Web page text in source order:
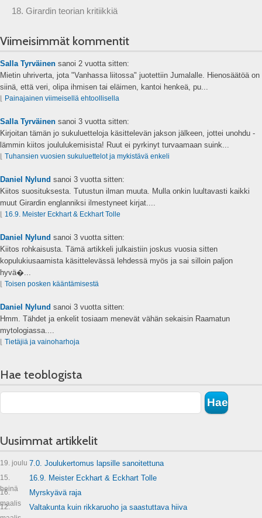
18. Girardin teorian kritiikkiä
Viimeisimmät kommentit
Salla Tyrväinen sanoi 2 vuotta sitten:
Mietin uhriverta, jota "Vanhassa liitossa" juotettiin Jumalalle. Hienosäätöä on
siinä, että veri, olipa ihmisen tai eläimen, kantoi henkeä, pu...
⌊ Painajainen viimeisellä ehtoollisella
Salla Tyrväinen sanoi 3 vuotta sitten:
Kirjoitan tämän jo sukuluetteloja käsittelevän jakson jälkeen, jottei unohdu -
lämmin kiitos joululukemisista! Ruut ei pyrkinyt turvaamaan suink...
⌊ Tuhansien vuosien sukuluettelot ja mykistävä enkeli
Daniel Nylund sanoi 3 vuotta sitten:
Kiitos suosituksesta. Tutustun ilman muuta. Mulla onkin luultavasti kaikki
muut Girardin englanniksi ilmestyneet kirjat....
⌊ 16.9. Meister Eckhart & Eckhart Tolle
Daniel Nylund sanoi 3 vuotta sitten:
Kiitos rohkaisusta. Tämä artikkeli julkaistiin joskus vuosia sitten
kopulukiusaamista käsittelevässä lehdessä myös ja sai silloin paljon
hyvä�...
⌊ Toisen posken kääntämisestä
Daniel Nylund sanoi 3 vuotta sitten:
Hmm. Tähdet ja enkelit tosiaam menevät vähän sekaisin Raamatun
mytologiassa....
⌊ Tietäjiä ja vainoharhoja
Hae teoblogista
Uusimmat artikkelit
19. joulu 7.0. Joulukertomus lapsille sanoitettuna
15.
heinä
16.9. Meister Eckhart & Eckhart Tolle
16.
maalis
Myrskyävä raja
12.
Valtakunta kuin rikkaruoho ja saastuttava hiiva